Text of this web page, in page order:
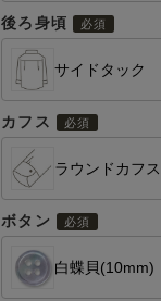
後ろ身頃
サイドタック
カフス
ラウンドカフス
ボタン
白蝶貝(10mm)